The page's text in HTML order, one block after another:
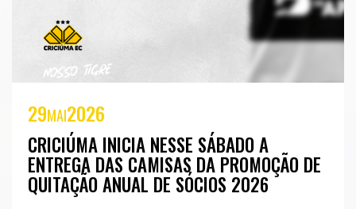
SÓCIOS
VANTAGENS
PLANOS
SÓCIO
CLUBE
29MAI2026
CRICIÚMA INICIA NESSE SÁBADO A
ENTREGA DAS CAMISAS DA PROMOÇÃO DE
QUITAÇÃO ANUAL DE SÓCIOS 2026